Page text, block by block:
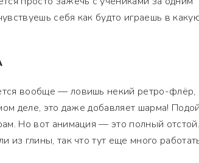
себя как будто играешь в
вообще — ловишь некий ретро-флёр,
деле, это даже добавляет шарма!
Но вот анимация — это полный отстой.
из глины, так что тут еще много